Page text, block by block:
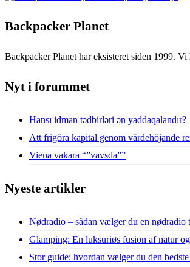
Backpacker Planet
Backpacker Planet har eksisteret siden 1999.
Nyt i forummet
Hansı idman tədbirləri ən yaddaqalandır?
Att frigöra kapital genom värdehöjande
Viena vakara “”vavsda””
Nyeste artikler
Nødradio – sådan vælger du en nødradio
Glamping: En luksuriøs fusion af natur
Stor guide: hvordan vælger du den